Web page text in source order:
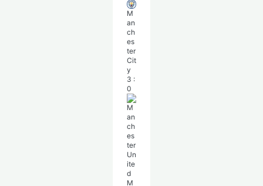
M
an
ch
es
ter
Cit
y
3 :
0
M